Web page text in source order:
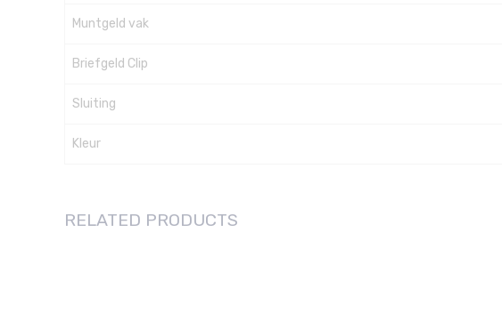
Muntgeld vak
Briefgeld Clip
Sluiting
Kleur
RELATED PRODUCTS